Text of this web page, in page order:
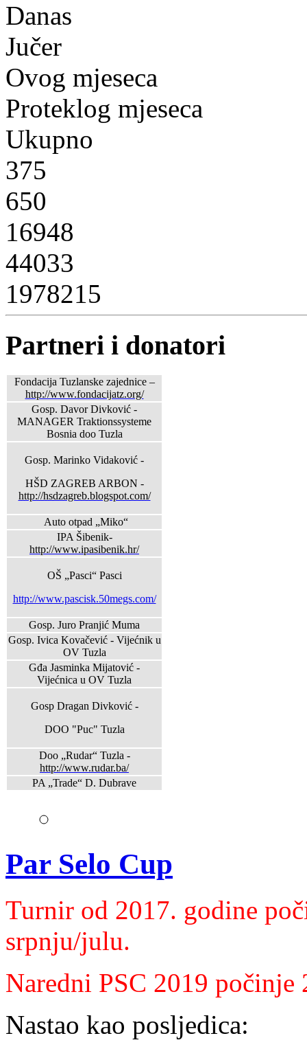
Danas
Jučer
Ovog mjeseca
Proteklog mjeseca
Ukupno
375
650
16948
44033
1978215
Partneri i donatori
Fondacija Tuzlanske zajednice –
http://www.fondacijatz.org/
Gosp. Davor Divković -
MANAGER Traktionssysteme
Bosnia doo Tuzla
Gosp. Marinko Vidaković -
HŠD ZAGREB ARBON -
http://hsdzagreb.blogspot.com/
Auto otpad „Miko“
IPA Šibenik-
http://www.ipasibenik.hr/
OŠ „Pasci“ Pasci
http://www.pascisk.50megs.com/
Gosp. Juro Pranjić Muma
Gosp. Ivica Kovačević - Vijećnik u
OV Tuzla
Gđa Jasminka Mijatović -
Vijećnica u OV Tuzla
Gosp Dragan Divković -
DOO "Puc" Tuzla
Doo „Rudar“ Tuzla -
http://www.rudar.ba/
PA „Trade“ D. Dubrave
Par Selo Cup
Turnir od 2017. godine
srpnju/julu.
Naredni PSC 2019
Nastao kao posljedica: